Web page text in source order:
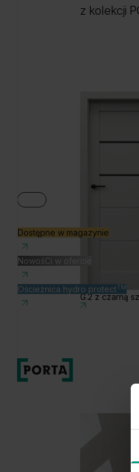
Dostępne w magazynie
NowośCi w ofercie
Ościeżnica hydro protectTM
z kolekcji
G.2 z czarną